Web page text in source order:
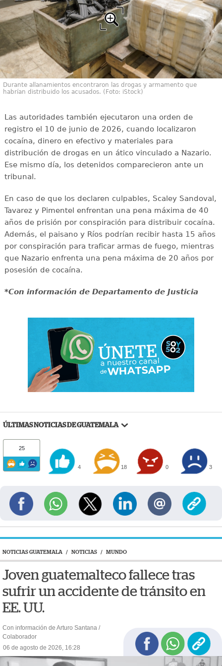
Durante allanamientos encontraron las drogas y armamento que
habrían distribuido los acusados. (Foto: iStock)
Las autoridades también ejecutaron una orden de
registro el 10 de junio de 2026, cuando localizaron
cocaína, dinero en efectivo y materiales para
distribución de drogas en un ático vinculado a Nazario.
Ese mismo día, los detenidos comparecieron ante un
tribunal.
En caso de que los declaren culpables, Scaley Sandoval,
Tavarez y Pimentel enfrentan una pena máxima de 40
años de prisión por conspiración para distribuir cocaína.
Además, el paisano y Ríos podrían recibir hasta 15 años
por conspiración para traficar armas de fuego, mientras
que Nazario enfrenta una pena máxima de 20 años por
posesión de cocaína.
*Con información de Departamento de Justicia
ÚLTIMAS NOTICIAS DE GUATEMALA
25
4 18 0 3
NOTICIAS GUATEMALA / NOTICIAS / MUNDO
Joven guatemalteco fallece tras
sufrir un accidente de tránsito en
EE. UU.
Con información de Arturo Santana /
Colaborador
06 de agosto de 2026, 16:28